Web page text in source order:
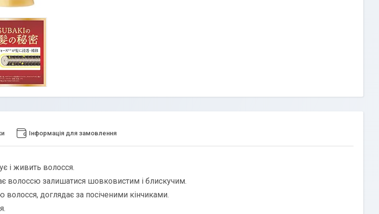
Інформація для замовлення
і живить волосся.
волоссю залишатися шовковистим і блискучим.
волосся, доглядає за посіченими кінчиками.